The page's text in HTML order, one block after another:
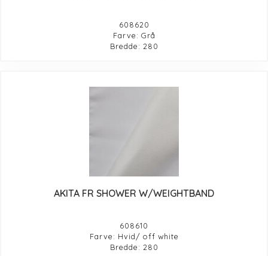
608620
Farve: Grå
Bredde: 280
AKITA FR SHOWER W/WEIGHTBAND
608610
Farve: Hvid/ off white
Bredde: 280